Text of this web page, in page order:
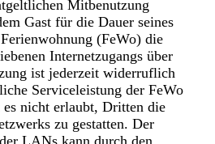
Mitbenutzung
Gast für die Dauer seines
(FeWo) die
Internetzugangs über
ist jederzeit widerruflich
Serviceleistung der FeWo
nicht erlaubt, Dritten die
zu gestatten. Der
LANs kann durch den